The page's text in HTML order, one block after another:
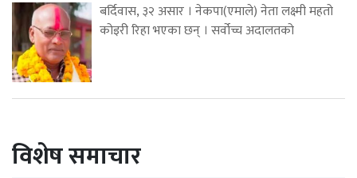
बर्दिवास, ३२ असार । नेकपा(एमाले) नेता लक्ष्मी महतो
कोइरी रिहा भएका छन् । सर्वोच्च अदालतको
विशेष समाचार